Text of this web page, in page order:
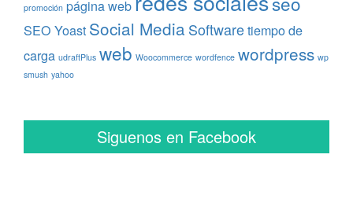
promoción página web
SEO Yoast Social Media Softwaretiempo de
carga udraftPlus web Woocommerce wordfence wordpress wp
smush yahoo
Siguenos en Facebook